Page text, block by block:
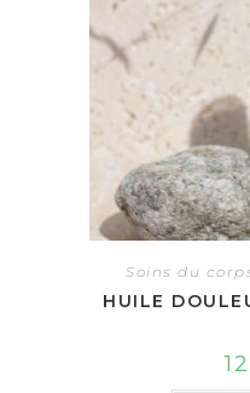
Soins du
HUILE